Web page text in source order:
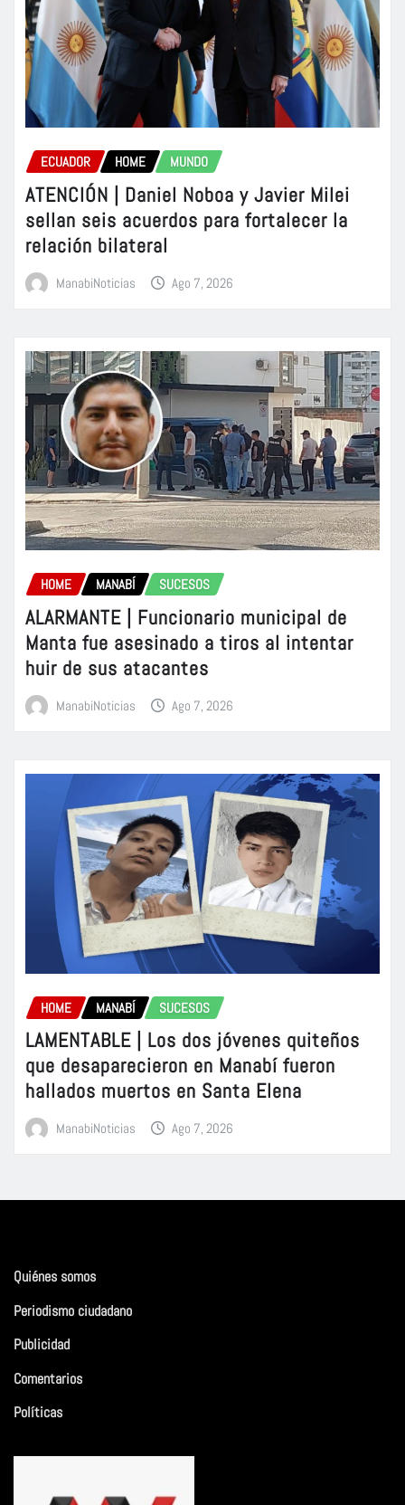
ECUADOR HOME MUNDO
ATENCIÓN | Daniel Noboa y Javier Milei
sellan seis acuerdos para fortalecer la
relación bilateral
ManabiNoticias Ago 7, 2026
HOME MANABÍ SUCESOS
ALARMANTE | Funcionario municipal de
Manta fue asesinado a tiros al intentar
huir de sus atacantes
ManabiNoticias Ago 7, 2026
HOME MANABÍ SUCESOS
LAMENTABLE | Los dos jóvenes quiteños
que desaparecieron en Manabí fueron
hallados muertos en Santa Elena
ManabiNoticias Ago 7, 2026
Quiénes somos
Periodismo ciudadano
Publicidad
Comentarios
Políticas